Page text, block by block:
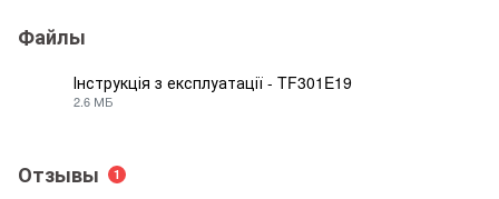
Файлы
Інструкція з експлуатації - TF301E19
2.6 МБ
Отзывы 1